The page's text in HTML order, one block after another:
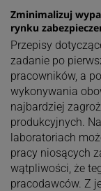
Zminimalizuj
rynku
Przepisy
zadanie po
pracowników, a
wykonywania
najbardziej
produkcyjnych.
laboratoriach
pracy niosących
wątpliwości, że
pracodawców. Z